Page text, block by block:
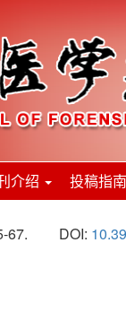
介绍 投稿指
67. DOI: